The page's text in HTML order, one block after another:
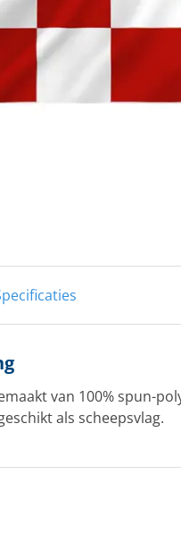
en fun
van 100% spun-
als scheepsvlag.